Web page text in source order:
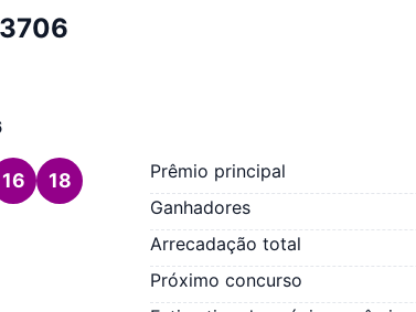
16
18
Prêmio principal
Ganhadores
Arrecadação total
Próximo concurso